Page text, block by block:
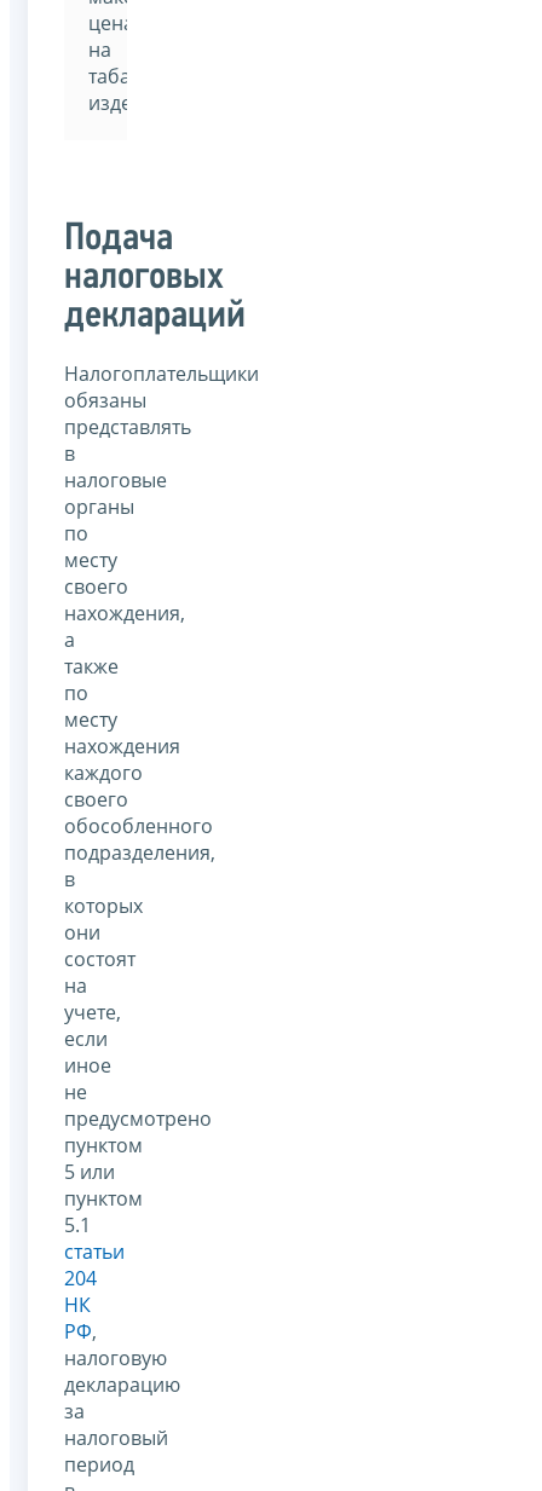
ценах
на
табачные
изделия.
Подача
налоговых
деклараций
Налогоплательщики
обязаны
представлять
в
налоговые
органы
по
месту
своего
нахождения,
а
также
по
месту
нахождения
каждого
своего
обособленного
подразделения,
в
которых
они
состоят
на
учете,
если
иное
не
предусмотрено
пунктом
5 или
пунктом
5.1
статьи
204
НК
РФ,
налоговую
декларацию
за
налоговый
период